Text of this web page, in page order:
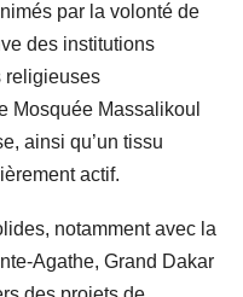
par la volonté de
des institutions
religieuses
Mosquée Massalikoul
ainsi qu’un tissu
actif.
notamment avec la
Agathe, Grand Dakar